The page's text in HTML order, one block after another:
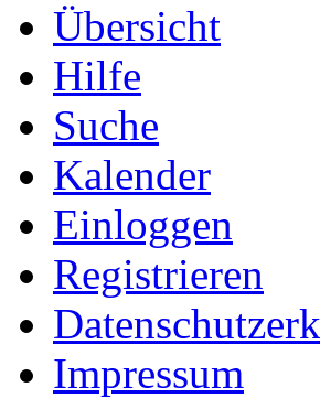
Übersicht
Hilfe
Suche
Kalender
Einloggen
Registrieren
Impressum